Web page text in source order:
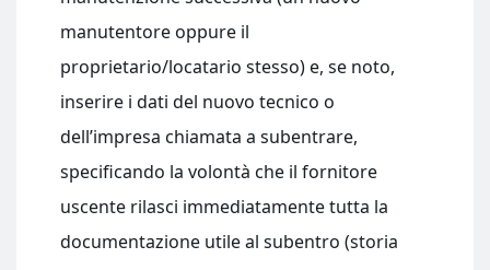
manutentore oppure il
proprietario/locatario stesso) e, se noto,
inserire i dati del nuovo tecnico o
dell’impresa chiamata a subentrare,
specificando la volontà che il fornitore
uscente rilasci immediatamente tutta la
documentazione utile al subentro (storia